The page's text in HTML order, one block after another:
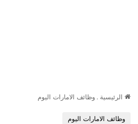
الرئيسية . وظائف الامارات اليوم
وظائف الامارات اليوم